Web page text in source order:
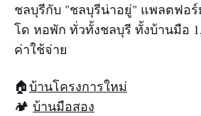
ชลบุรีกับ "ชลบุรีน่าอยู่" แพลตฟอ
โด หอพัก ทั่วทั้งชลบุรี ทั้งบ้านมือ
ค่าใช้จ่าย
🏠บ้านโครงการใหม่
🏕 บ้านมือสอง